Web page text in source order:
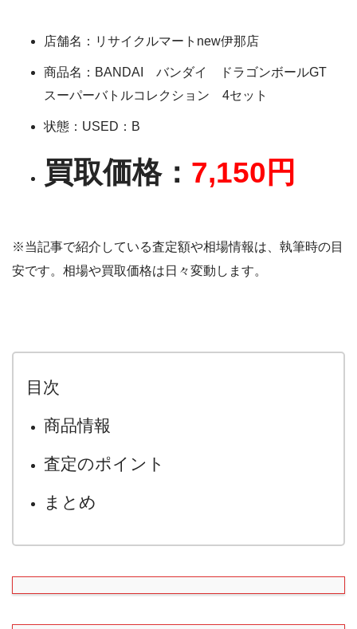
店舗名：リサイクルマートnew伊那店
商品名：BANDAI バンダイ ドラゴンボールGT
スーパーバトルコレクション 4セット
状態：USED：B
買取価格： 7,150円
※当記事で紹介している査定額や相場情報は、執筆時の目
安です。相場や買取価格は日々変動します。
目次
商品情報
査定のポイント
まとめ